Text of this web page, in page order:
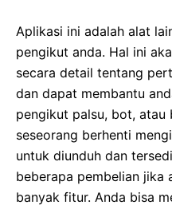
Aplikasi ini adalah alat
pengikut anda. Hal ini
secara detail tentang
dan dapat membantu
pengikut palsu, bot, atau
seseorang berhenti
untuk diunduh dan
beberapa pembelian jika
banyak fitur. Anda bisa